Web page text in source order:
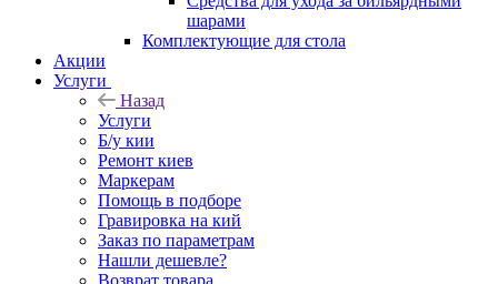
шарами
Комплектующие для стола
Акции
Услуги
Назад
Услуги
Б/у кии
Ремонт киев
Маркерам
Помощь в подборе
Гравировка на кий
Заказ по параметрам
Нашли дешевле?
Возврат товара